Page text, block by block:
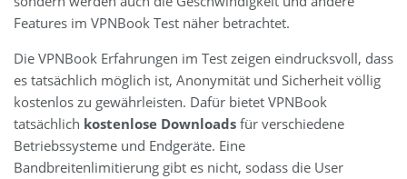
Features im VPNBook Test näher betrachtet.
Die VPNBook Erfahrungen im Test zeigen eindrucksvoll, dass
es tatsächlich möglich ist, Anonymität und Sicherheit völlig
kostenlos zu gewährleisten. Dafür bietet VPNBook
tatsächlich kostenlose Downloads für verschiedene
Betriebssysteme und Endgeräte. Eine
Bandbreitenlimitierung gibt es nicht, sodass die User